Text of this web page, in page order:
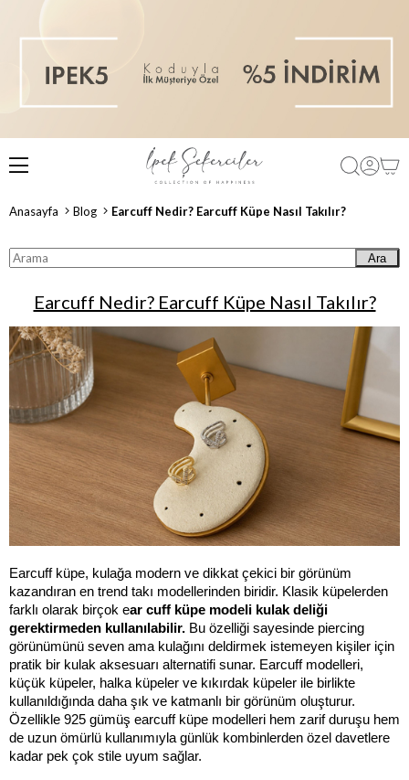
Anasayfa Blog Earcuff Nedir? Earcuff Küpe Nasıl Takılır?
Ara
Earcuff Nedir? Earcuff Küpe Nasıl Takılır?
Earcuff küpe, kulağa modern ve dikkat çekici bir görünüm
kazandıran en trend takı modellerinden biridir. Klasik küpelerden
farklı olarak birçok ear cuff küpe modeli kulak deliği
gerektirmeden kullanılabilir. Bu özelliği sayesinde piercing
görünümünü seven ama kulağını deldirmek istemeyen kişiler için
pratik bir kulak aksesuarı alternatifi sunar. Earcuff modelleri,
küçük küpeler, halka küpeler ve kıkırdak küpeler ile birlikte
kullanıldığında daha şık ve katmanlı bir görünüm oluşturur.
Özellikle 925 gümüş earcuff küpe modelleri hem zarif duruşu hem
de uzun ömürlü kullanımıyla günlük kombinlerden özel davetlere
kadar pek çok stile uyum sağlar.